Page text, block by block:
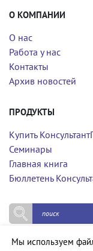
О КОМПАНИИ
О нас
Работа у нас
Контакты
Архив новостей
ПРОДУКТЫ
Купить
Семинары
Главная книга
Бюллетень
Политика
Мы используем